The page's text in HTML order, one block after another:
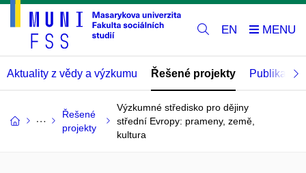
EN
Aktuality z vědy a výzkumu Řešené projekty Publikace
Řešené
projekty
Výzkumné středisko pro dějiny
střední Evropy: prameny, země,
kultura